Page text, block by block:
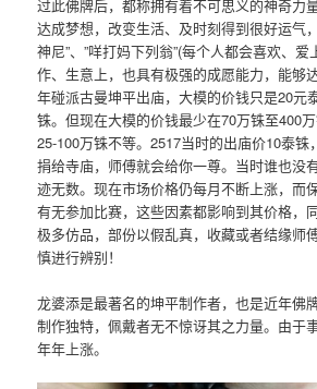
过此佛牌后，都称拥有着不可思义的神奇力
达成梦想，改变生活、及时刻得到很好运气
神尼”、”咩打妈下列翁”(每个人都会喜欢、
作、生意上，也具有极强的成愿能力，能够
年碰派古曼坤平出庙，大模的价钱只是20元
铢。但现在大模的价钱最少在70万铢至400
25-100万铢不等。2517当时的出庙价10泰铢
捐给寺庙，师傅就会给你一尊。当时谁也没
迹无数。现在市场价格仍每月不断上涨，而
有无参加比赛，这些因素都影响到其价格，
极多仿品，部份以假乱真，收藏或者结缘师
慎进行辨别！
龙婆添是最著名的坤平制作者，也是近年佛
制作独特，佩戴者无不惊讶其之力量。由于
年年上涨。